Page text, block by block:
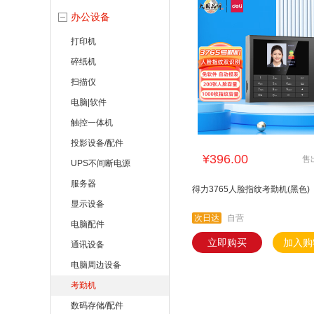
办公设备
打印机
碎纸机
扫描仪
电脑|软件
触控一体机
投影设备/配件
UPS不间断电源
服务器
显示设备
电脑配件
通讯设备
电脑周边设备
考勤机
数码存储/配件
¥396.00 售
得力3765人脸指纹考勤机(黑色)
次日达 自营
立即购买 加入